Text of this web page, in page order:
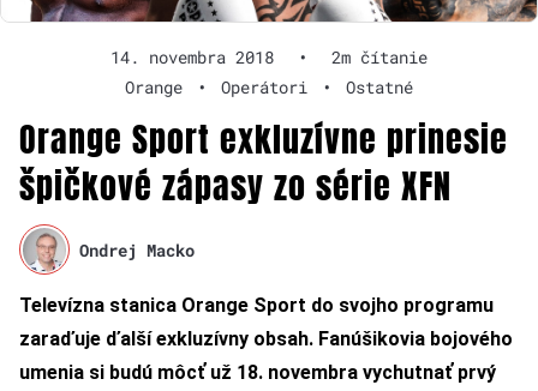
14. novembra 2018 •
2m čítanie
Orange
• Operátori • Ostatné
Orange Sport exkluzívne prinesie
špičkové zápasy zo série XFN
Ondrej Macko
Televízna stanica Orange Sport do svojho programu
zaraďuje ďalší exkluzívny obsah. Fanúšikovia bojového
umenia si budú môcť už 18. novembra vychutnať prvý